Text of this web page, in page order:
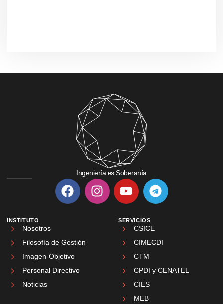
Ingeniería es Soberanía
INSTITUTO
Nosotros
Filosofía de Gestión
Imagen-Objetivo
Personal Directivo
Noticias
SERVICIOS
CSICE
CIMECDI
CTM
CPDI y CENATEL
CIES
MEB